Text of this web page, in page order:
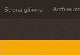
Strona główna Archiwum